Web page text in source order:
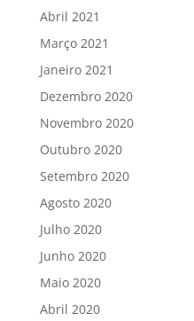
Abril 2021
Março 2021
Janeiro 2021
Dezembro 2020
Novembro 2020
Outubro 2020
Setembro 2020
Agosto 2020
Julho 2020
Junho 2020
Maio 2020
Abril 2020